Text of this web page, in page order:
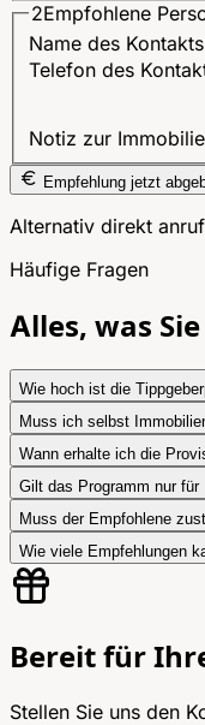
2Empfohlene
Name des Kontakts
Telefon des
Notiz zur Immobilie
Empfehlung jetzt
Alternativ direkt
Häufige Fragen
Alles, was
Wie hoch ist die
Muss ich selbst
Wann erhalte ich die
Gilt das Programm nur für
Muss der Empfohlene
Wie viele Empfehlungen
Bereit für
Stellen Sie uns den